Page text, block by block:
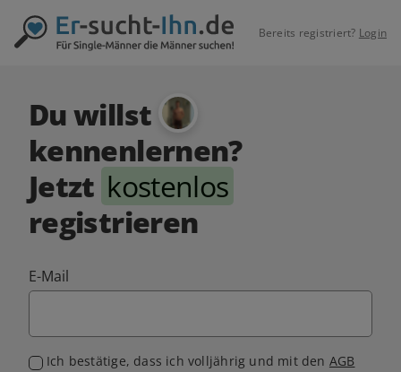
Bereits registriert? Login
Du willst
kennenlernen?
Jetzt kostenlos
registrieren
E-Mail
Ich bestätige, dass ich volljährig und mit den AGB